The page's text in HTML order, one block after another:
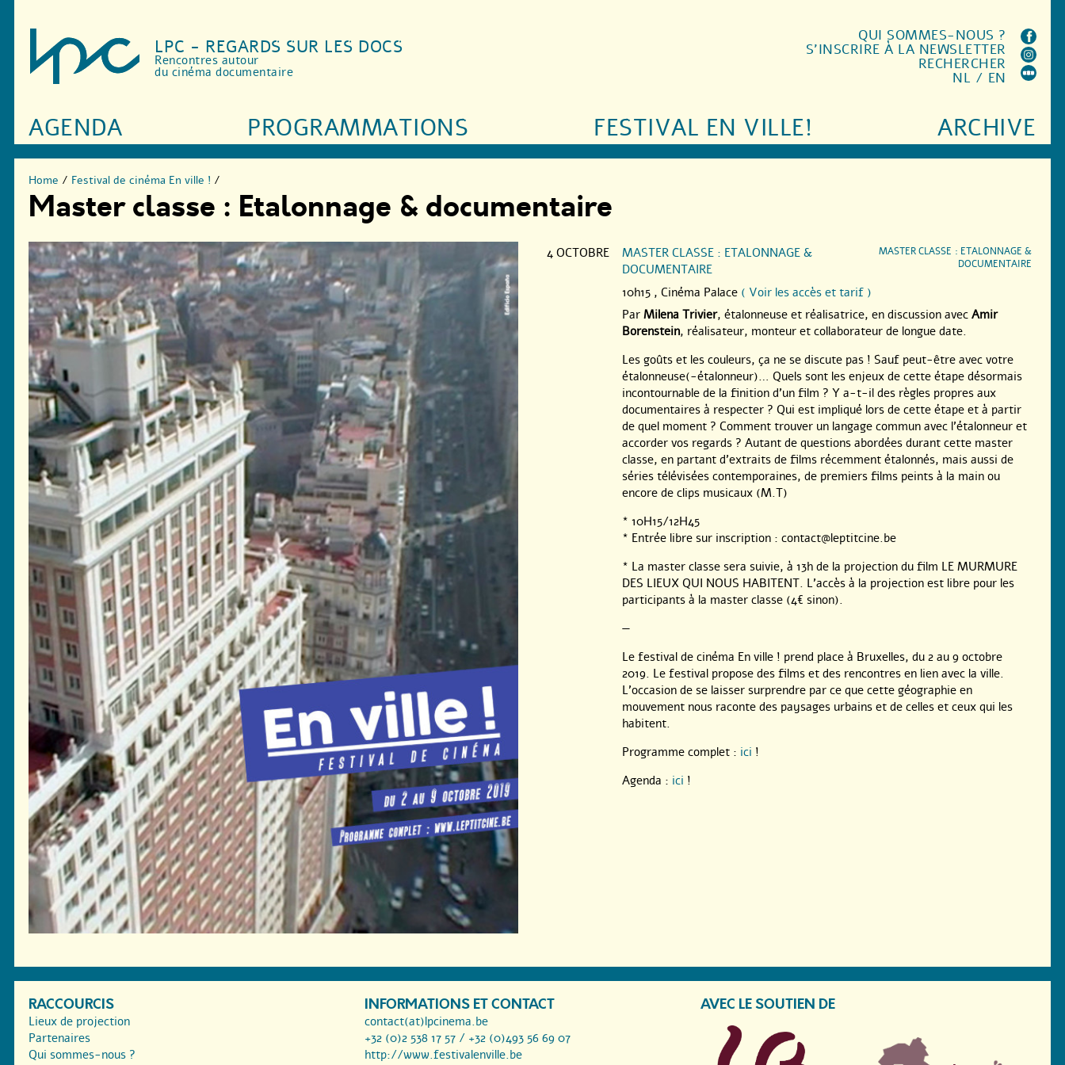
LPC - REGARDS SUR LES DOCS
Rencontres autour
du cinéma documentaire
AGENDA PROGRAMMATIONS FESTIVAL EN VILLE! ARCHIVE
QUI SOMMES-NOUS ?
S'INSCRIRE À LA NEWSLETTER
RECHERCHER
NL / EN
Home / Festival de cinéma En ville ! /
Master classe : Etalonnage & documentaire
4 OCTOBRE
MASTER CLASSE : ETALONNAGE &
DOCUMENTAIRE
MASTER CLASSE : ETALONNAGE &
DOCUMENTAIRE
10h15 , Cinéma Palace ( Voir les accès et tarif )
Par Milena Trivier, étalonneuse et réalisatrice, en discussion avec Amir
Borenstein, réalisateur, monteur et collaborateur de longue date.
Les goûts et les couleurs, ça ne se discute pas ! Sauf peut-être avec votre
étalonneuse(-étalonneur)… Quels sont les enjeux de cette étape désormais
incontournable de la finition d’un film ? Y a-t-il des règles propres aux
documentaires à respecter ? Qui est impliqué lors de cette étape et à partir
de quel moment ? Comment trouver un langage commun avec l’étalonneur et
accorder vos regards ? Autant de questions abordées durant cette master
classe, en partant d’extraits de films récemment étalonnés, mais aussi de
séries télévisées contemporaines, de premiers films peints à la main ou
encore de clips musicaux (M.T)
* 10H15/12H45
* Entrée libre sur inscription : contact@leptitcine.be
* La master classe sera suivie, à 13h de la projection du film LE MURMURE
DES LIEUX QUI NOUS HABITENT. L’accès à la projection est libre pour les
participants à la master classe (4€ sinon).
—
Le festival de cinéma En ville ! prend place à Bruxelles, du 2 au 9 octobre
2019. Le festival propose des films et des rencontres en lien avec la ville.
L’occasion de se laisser surprendre par ce que cette géographie en
mouvement nous raconte des paysages urbains et de celles et ceux qui les
habitent.
Programme complet : ici !
Agenda : ici !
RACCOURCIS
Lieux de projection
Partenaires
Qui sommes-nous ?
INFORMATIONS ET CONTACT
contact(at)lpcinema.be
+32 (0)2 538 17 57 / +32 (0)493 56 69 07
http://www.festivalenville.be
AVEC LE SOUTIEN DE